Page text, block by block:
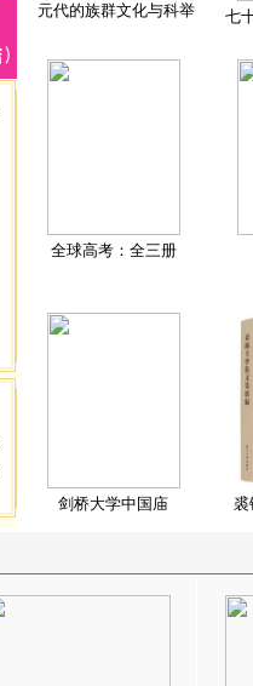
元代的族群文化与科举 七
全球高考：全三册
剑桥大学中国庙 裘